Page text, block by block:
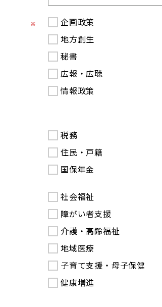
※
企画政策
地方創生
秘書
広報・広聴
情報政策
税務
住民・戸籍
国保年金
社会福祉
障がい者支援
介護・高齢福祉
地域医療
子育て支援・母子保健
健康増進